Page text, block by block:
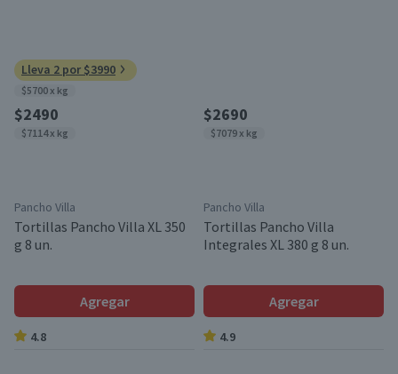
Lleva 2 por $3990
$5700 x kg
$2490
$7114 x kg
Pancho Villa
Tortillas Pancho Villa XL 350
g 8 un.
Agregar
4.8
$2690
$7079 x kg
Pancho Villa
Tortillas Pancho Villa
Integrales XL 380 g 8 un.
Agregar
4.9